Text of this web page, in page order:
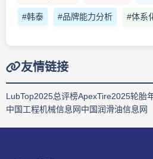
#韩泰 #品牌能力分析 #体系
友情链接
LubTop2025总评榜ApexTire2025轮胎
中国工程机械信息网中国润滑油信息网